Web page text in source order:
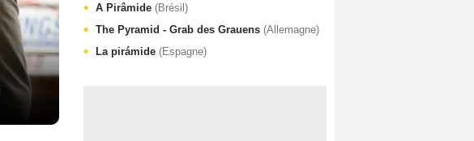
A Pirâmide (Brésil)
The Pyramid - Grab des Grauens (Allemagne)
La pirámide (Espagne)